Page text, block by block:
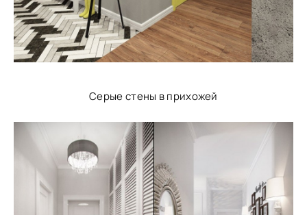
Серые стены в прихожей